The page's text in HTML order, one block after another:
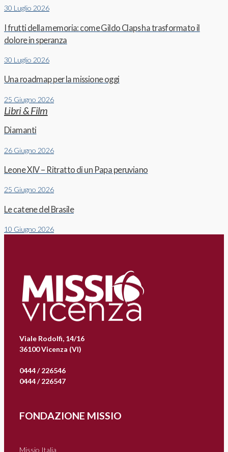
30 Luglio 2026
I frutti della memoria: come Gildo Claps ha trasformato il
dolore in speranza
30 Luglio 2026
Una roadmap per la missione oggi
25 Giugno 2026
Libri & Film
Diamanti
26 Giugno 2026
Leone XIV – Ritratto di un Papa peruviano
25 Giugno 2026
Le catene del Brasile
10 Giugno 2026
Viale Rodolfi, 14/16
36100 Vicenza (VI)
0444 / 226546
0444 / 226547
FONDAZIONE MISSIO
Missio Italia